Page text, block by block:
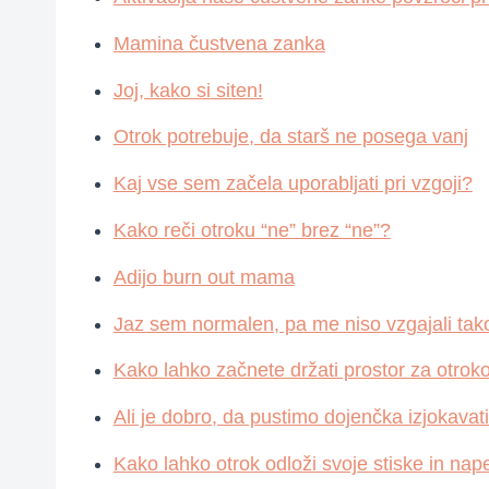
Mamina čustvena zanka
Joj, kako si siten!
Otrok potrebuje, da starš ne posega vanj
Kaj vse sem začela uporabljati pri vzgoji?
Kako reči otroku “ne” brez “ne”?
Adijo burn out mama
Jaz sem normalen, pa me niso vzgajali
Kako lahko začnete držati prostor za
Ali je dobro, da pustimo dojenčka
Kako lahko otrok odloži svoje stiske in